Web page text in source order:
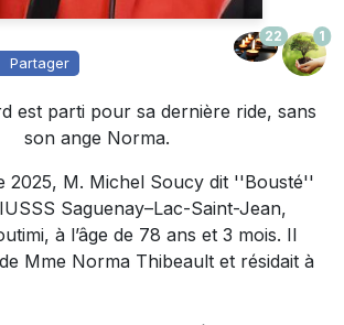
Partager
22 1
est parti pour sa dernière ride, sans
son ange Norma.
2025, M. Michel Soucy dit ''Bousté''
Saguenay–Lac-Saint-Jean,
à l’âge de 78 ans et 3 mois. Il
Mme Norma Thibeault et résidait à